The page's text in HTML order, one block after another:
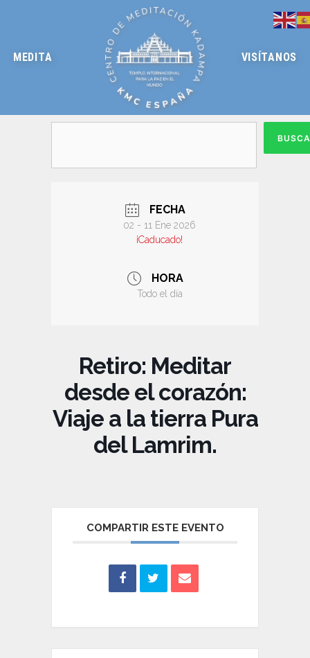
MEDITA VISÍTANOS
FECHA
02 - 11 Ene 2026
¡Caducado!
HORA
Todo el día
Retiro: Meditar
desde el corazón:
Viaje a la tierra Pura
del Lamrim.
COMPARTIR ESTE EVENTO